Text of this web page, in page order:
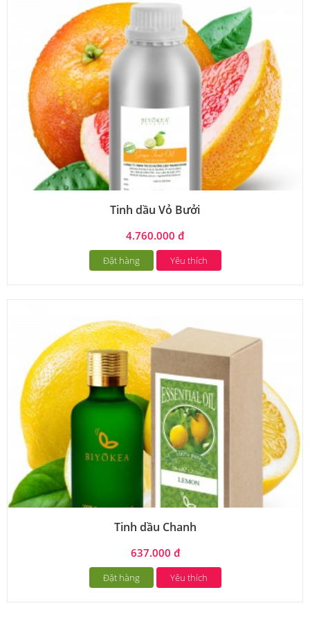
Tinh dầu Vỏ Bưởi
4.760.000 đ
Đặt hàng Yêu thích
Tinh dầu Chanh
637.000 đ
Đặt hàng Yêu thích